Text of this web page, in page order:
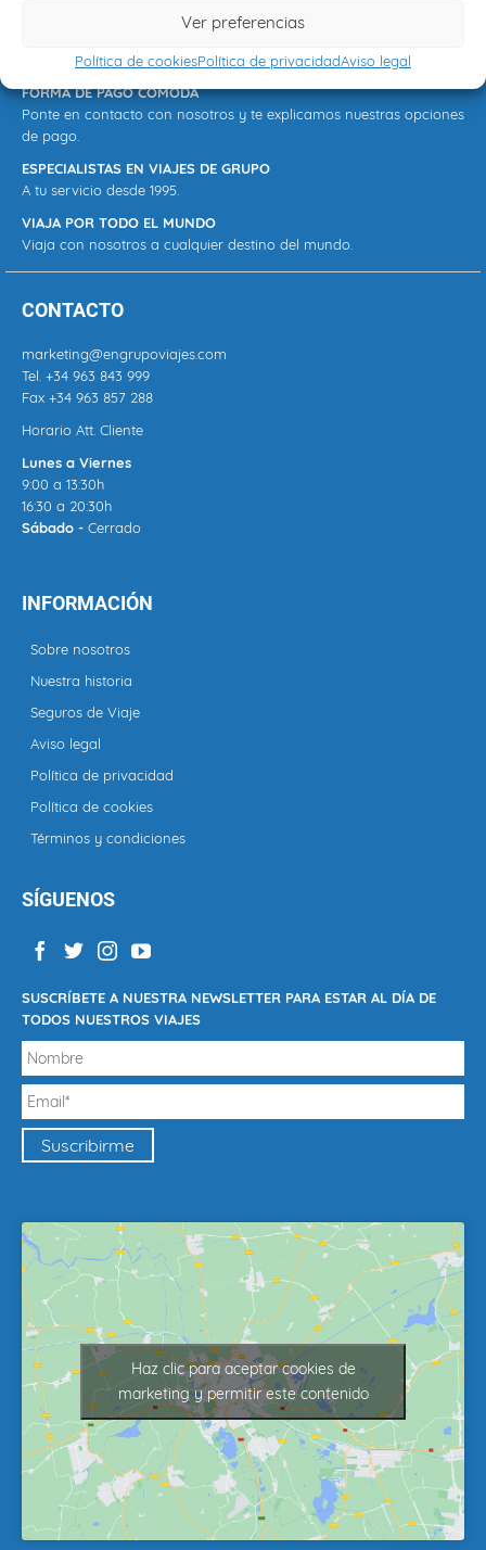
Ver preferencias
Política de cookiesPolítica de privacidadAviso legal
FORMA DE PAGO CÓMODA
Ponte en contacto con nosotros y te explicamos nuestras opciones
de pago.
ESPECIALISTAS EN VIAJES DE GRUPO
A tu servicio desde 1995.
VIAJA POR TODO EL MUNDO
Viaja con nosotros a cualquier destino del mundo.
CONTACTO
marketing@engrupoviajes.com
Tel. +34 963 843 999
Fax +34 963 857 288
Horario Att. Cliente
Lunes a Viernes
9:00 a 13:30h
16:30 a 20:30h
Sábado - Cerrado
INFORMACIÓN
Sobre nosotros
Nuestra historia
Seguros de Viaje
Aviso legal
Política de privacidad
Política de cookies
Términos y condiciones
SÍGUENOS
SUSCRÍBETE A NUESTRA NEWSLETTER PARA ESTAR AL DÍA DE
TODOS NUESTROS VIAJES
Haz clic para aceptar cookies de
marketing y permitir este contenido